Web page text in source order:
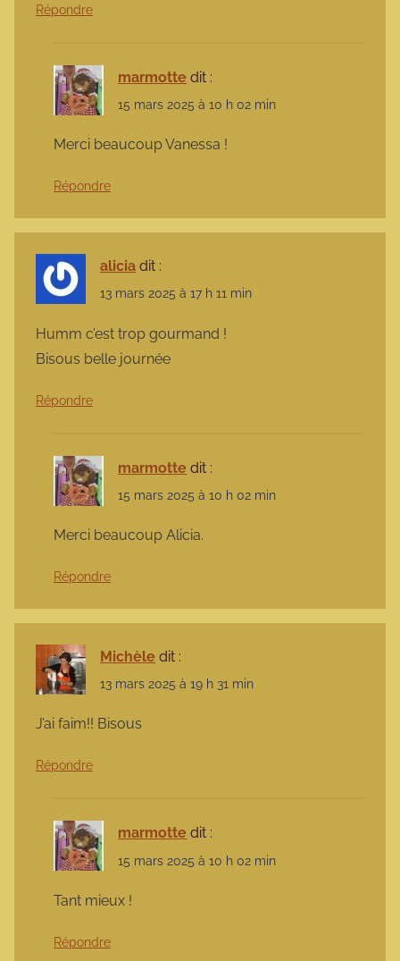
Répondre
marmotte dit :
15 mars 2025 à 10 h 02 min
Merci beaucoup Vanessa !
Répondre
alicia dit :
13 mars 2025 à 17 h 11 min
Humm c’est trop gourmand !
Bisous belle journée
Répondre
marmotte dit :
15 mars 2025 à 10 h 02 min
Merci beaucoup Alicia.
Répondre
Michèle dit :
13 mars 2025 à 19 h 31 min
J’ai faim!! Bisous
Répondre
marmotte dit :
15 mars 2025 à 10 h 02 min
Tant mieux !
Répondre